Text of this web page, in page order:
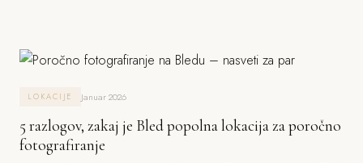
LOKACIJE Januar 2026
5 razlogov, zakaj je Bled popolna lokacija za poročno
fotografiranje